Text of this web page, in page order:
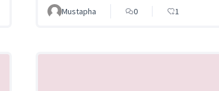
Mustapha 0 1